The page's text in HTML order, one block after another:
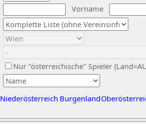
Vorname
Nur "österreichische" Spieler
Niederösterreich Burgenland